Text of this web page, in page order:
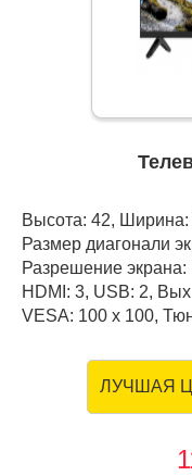
Высота: 42, Ширина:
Размер диагонали
Разрешение экрана:
HDMI: 3, USB: 2,
VESA: 100 х 100,
ЛУЧШАЯ